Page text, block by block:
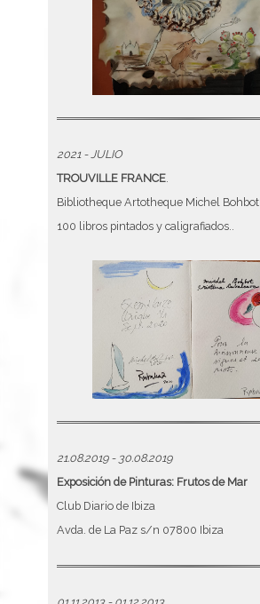
2021 - JULIO
TROUVILLE FRANCE
Bibliotheque Artotheque Michel Bohbot
100 libros pintados y caligrafiados..
21.08.2019 - 30.08.2019
Exposición de Pinturas: Frutos de Mar
Club Diario de Ibiza
Avda. de La Paz s/n 07800 Ibiza